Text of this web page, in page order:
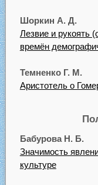
Шоркин А. Д.
Лезвие и рукоять
времён
Темненко Г. М.
Аристотель о
Бабурова Н. Б.
Значимость
культуре